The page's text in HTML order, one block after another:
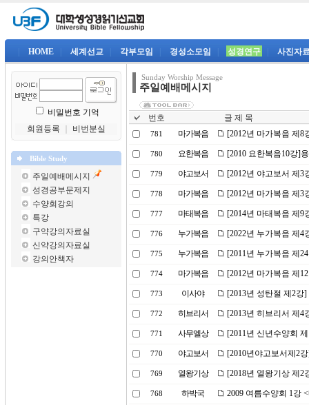
HOME 세계선교 각부모임 경성소모임 성경연구 사진자
비밀번호 기억
회원등록
비번분실
Bible Study
주일예배메시지
성경공부문제지
수양회강의
특강
구약강의자료실
신약강의자료실
강의안책자
Sunday Worship Message
주일예배메시지
번호 글 제 목
781 마가복음 [2012년 마가복음 제8
780 요한복음 [2010 요한복음10강]
779 야고보서 [2012년 야고보서 제3
778 마가복음 [2012년 마가복음 제3
777 마태복음 [2014년 마태복음 제9
776 누가복음 [2022년 누가복음 제4
775 누가복음 [2011년 누가복음 제
774 마가복음 [2012년 마가복음 제
773 이사야 [2013년 성탄절 제2강
772 히브리서 [2013년 히브리서 제4
771 사무엘상 [2011년 신년수양회
770 야고보서 [2010년야고보서제2
769 열왕기상 [2018년 열왕기상 제2
768 하박국 2009 여름수양회 1강